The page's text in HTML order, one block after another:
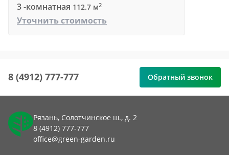
3 -комнатная 112.7 м2
Уточнить стоимость
8 (4912) 777-777 Обратный звонок
Рязань, Солотчинское ш., д. 2
8 (4912) 777-777
office@green-garden.ru